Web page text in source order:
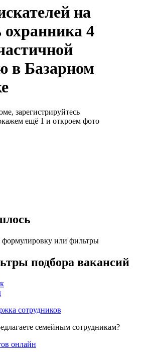
на
4
в Базарном
зарегистрируйтесь
ещё 1 и откроем фото
формулировку или фильтры
подбора вакансий
сотрудников
семейным сотрудникам?
онлайн